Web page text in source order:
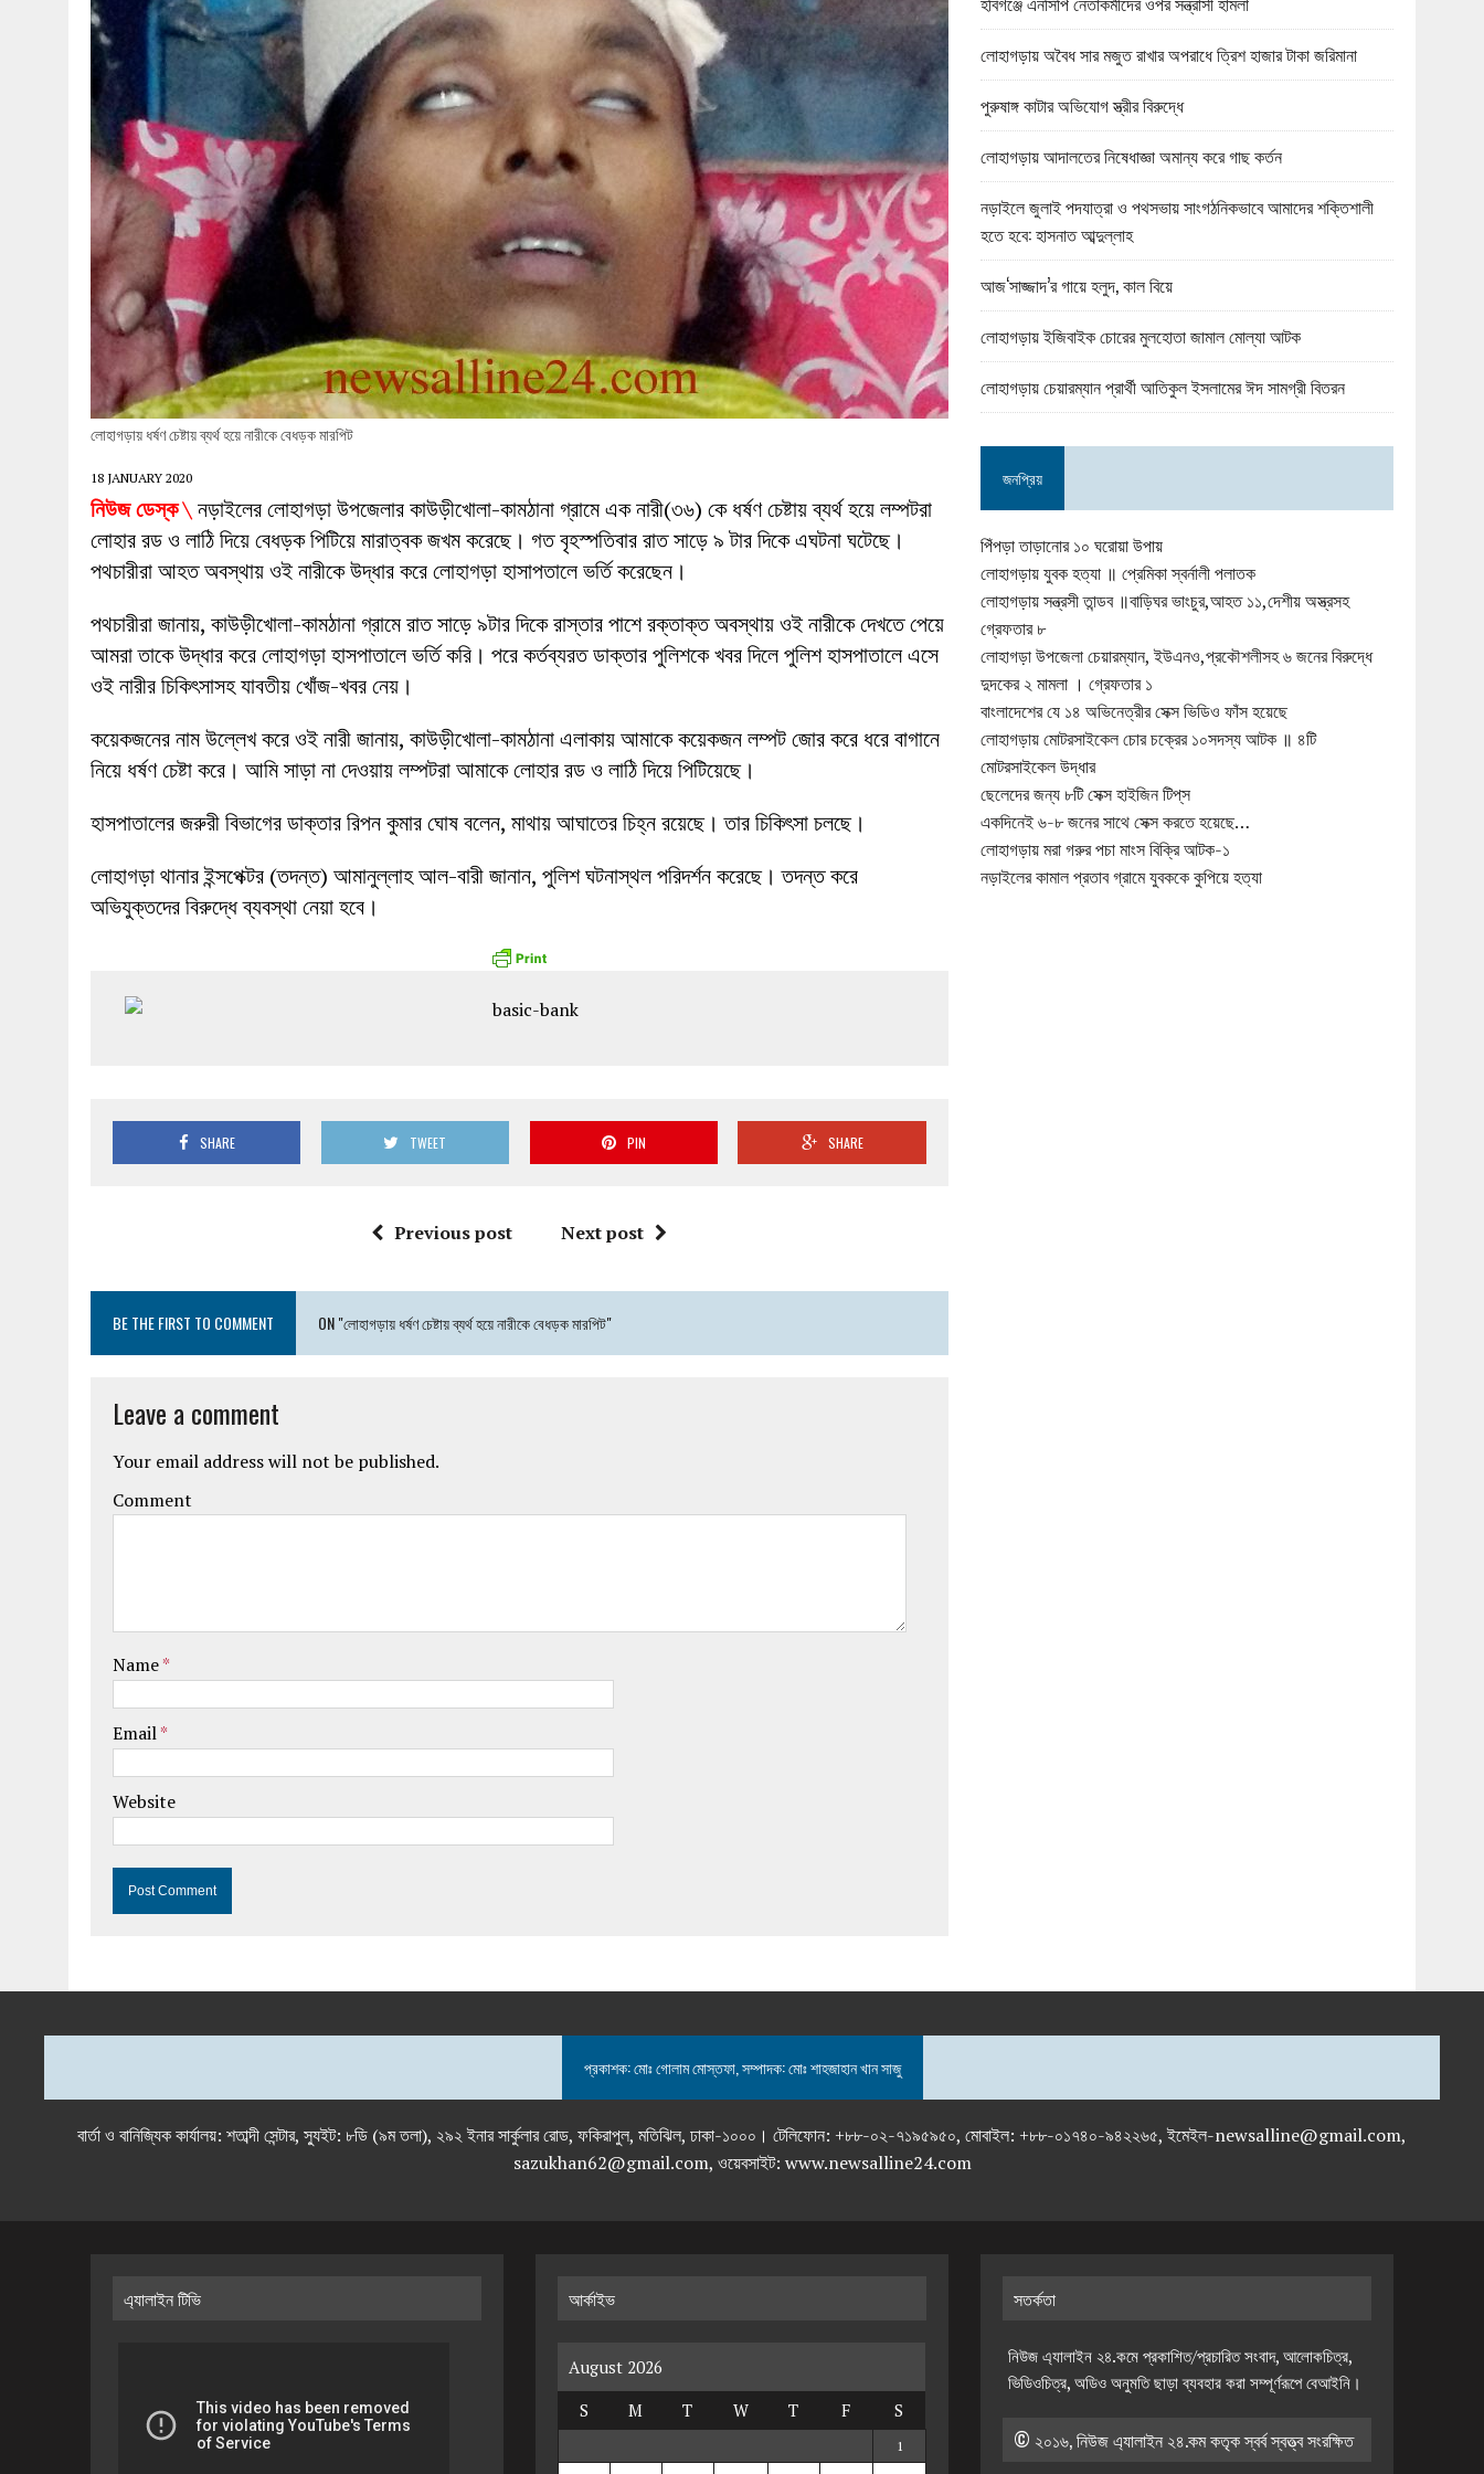
27 MAY 2026 | লোহাগড়ায় চেয়ারম্যান প্রার্থী আতিকুল ইসলামের ঈদ সামগ্রী বিতরন
1 AUGUST 2026 | লোহাগড়ায় জাল দলিলে নামজারি ॥ এসিল্যান্ড অফিসে ভয়াবহ দুর্নীতি
লোহাগড়ায় ধর্ষণ চেষ্টায় ব্যর্থ হয়ে নারীকে বেধড়ক মারপিট
18 JANUARY 2020
নিউজ ডেস্ক \ নড়াইলের লোহাগড়া উপজেলার কাউড়ীখোলা-কামঠানা গ্রামে এক নারী(৩৬) কে ধর্ষণ চেষ্টায় ব্যর্থ হয়ে লম্পটরা
লোহার রড ও লাঠি দিয়ে বেধড়ক পিটিয়ে মারাত্বক জখম করেছে। গত বৃহস্পতিবার রাত সাড়ে ৯ টার দিকে এঘটনা ঘটেছে।
পথচারীরা আহত অবস্থায় ওই নারীকে উদ্ধার করে লোহাগড়া হাসাপতালে ভর্তি করেছেন।
পথচারীরা জানায়, কাউড়ীখোলা-কামঠানা গ্রামে রাত সাড়ে ৯টার দিকে রাস্তার পাশে রক্তাক্ত অবস্থায় ওই নারীকে দেখতে পেয়ে
আমরা তাকে উদ্ধার করে লোহাগড়া হাসপাতালে ভর্তি করি। পরে কর্তব্যরত ডাক্তার পুলিশকে খবর দিলে পুলিশ হাসপাতালে এসে
ওই নারীর চিকিৎসাসহ যাবতীয় খোঁজ-খবর নেয়।
কয়েকজনের নাম উল্লেখ করে ওই নারী জানায়, কাউড়ীখোলা-কামঠানা এলাকায় আমাকে কয়েকজন লম্পট জোর করে ধরে বাগানে
নিয়ে ধর্ষণ চেষ্টা করে। আমি সাড়া না দেওয়ায় লম্পটরা আমাকে লোহার রড ও লাঠি দিয়ে পিটিয়েছে।
হাসপাতালের জরুরী বিভাগের ডাক্তার রিপন কুমার ঘোষ বলেন, মাথায় আঘাতের চিহ্ন রয়েছে। তার চিকিৎসা চলছে।
লোহাগড়া থানার ইন্সপেক্টর (তদন্ত) আমানুল্লাহ আল-বারী জানান, পুলিশ ঘটনাস্থল পরিদর্শন করেছে। তদন্ত করে
অভিযুক্তদের বিরুদ্ধে ব্যবস্থা নেয়া হবে।
SHARE TWEET PIN SHARE
Previous post Next post
BE THE FIRST TO COMMENT ON "লোহাগড়ায় ধর্ষণ চেষ্টায় ব্যর্থ হয়ে নারীকে বেধড়ক মারপিট"
Leave a comment
Your email address will not be published.
Comment
Name*
Email*
Website
লোহাগড়ায় অবৈধ সার মজুত রাখার অপরাধে ত্রিশ হাজার টাকা জরিমানা
পুরুষাঙ্গ কাটার অভিযোগ স্ত্রীর বিরুদ্ধে
লোহাগড়ায় আদালতের নিষেধাজ্ঞা অমান্য করে গাছ কর্তন
নড়াইলে জুলাই পদযাত্রা ও পথসভায় সাংগঠনিকভাবে আমাদের শক্তিশালী
হতে হবে: হাসনাত আব্দুল্লাহ
আজ‘সাজ্জাদ’র গায়ে হলুদ, কাল বিয়ে
লোহাগড়ায় ইজিবাইক চোরের মুলহোতা জামাল মোল্যা আটক
লোহাগড়ায় চেয়ারম্যান প্রার্থী আতিকুল ইসলামের ঈদ সামগ্রী বিতরন
জনপ্রিয়
পিঁপড়া তাড়ানোর ১০ ঘরোয়া উপায়
লোহাগড়ায় যুবক হত্যা ॥ প্রেমিকা স্বর্নালী পলাতক
লোহাগড়ায় সন্ত্রসী তান্ডব ॥বাড়িঘর ভাংচুর,আহত ১১,দেশীয় অস্ত্রসহ
গ্রেফতার ৮
লোহাগড়া উপজেলা চেয়ারম্যান, ইউএনও,প্রকৌশলীসহ ৬ জনের বিরুদ্ধে
দুদকের ২ মামলা । গ্রেফতার ১
বাংলাদেশের যে ১৪ অভিনেত্রীর সেক্স ভিডিও ফাঁস হয়েছে
লোহাগড়ায় মোটরসাইকেল চোর চক্রের ১০সদস্য আটক ॥ ৪টি
মোটরসাইকেল উদ্ধার
ছেলেদের জন্য ৮টি সেক্স হাইজিন টিপ্‌স
একদিনেই ৬-৮ জনের সাথে সেক্স করতে হয়েছে…
লোহাগড়ায় মরা গরুর পচা মাংস বিক্রি আটক-১
নড়াইলের কামাল প্রতাব গ্রামে যুবককে কুপিয়ে হত্যা
প্রকাশক: মোঃ গোলাম মোস্তফা, সম্পাদক: মোঃ শাহজাহান খান সাজু
বার্তা ও বানিজ্যিক কার্যালয়: শতাব্দী সেন্টার, স্যুইট: ৮ডি (৯ম তলা), ২৯২ ইনার সার্কুলার রোড, ফকিরাপুল, মতিঝিল, ঢাকা-১০০০। টেলিফোন: +৮৮-০২-৭১৯৫৯৫০, মোবাইল: +৮৮-০১৭৪০-৯৪২২৬৫, ইমেইল-newsalline@gmail.com,
sazukhan62@gmail.com, ওয়েবসাইট: www.newsalline24.com
এ্যালাইন টিভি আর্কাইভ
August 2026
S
M T W T F S
1
সতর্কতা
নিউজ এ্যালাইন ২৪.কমে প্রকাশিত/প্রচারিত সংবাদ, আলোকচিত্র,
ভিডিওচিত্র, অডিও অনুমতি ছাড়া ব্যবহার করা সম্পূর্ণরূপে বেআইনি।
© ২০১৬, নিউজ এ্যালাইন ২৪.কম কতৃক স্বর্ব স্বত্ত্ব সংরক্ষিত